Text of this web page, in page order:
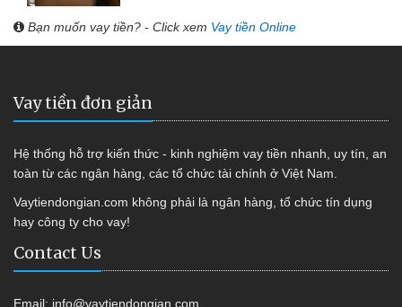
Bạn muốn vay tiền? - Click xem Vay tiền Online
Vay tiền đơn giản
Hệ thống hỗ trợ kiến thức - kinh nghiệm vay tiền nhanh, uy tín, an
toàn từ các ngân hàng, các tổ chức tài chính ở Việt Nam.
Vaytiendongian.com không phải là ngân hàng, tổ chức tín dụng
hay công ty cho vay!
Contact Us
Email: info@vaytiendongian.com